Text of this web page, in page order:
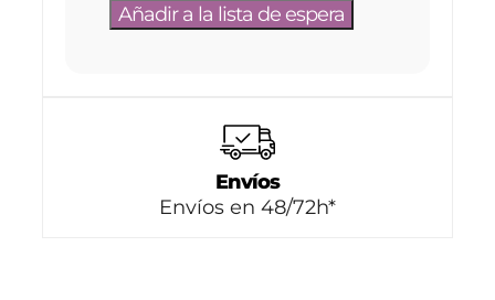
Envíos
Envíos en 48/72h*